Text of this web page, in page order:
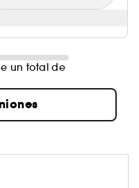
un total de